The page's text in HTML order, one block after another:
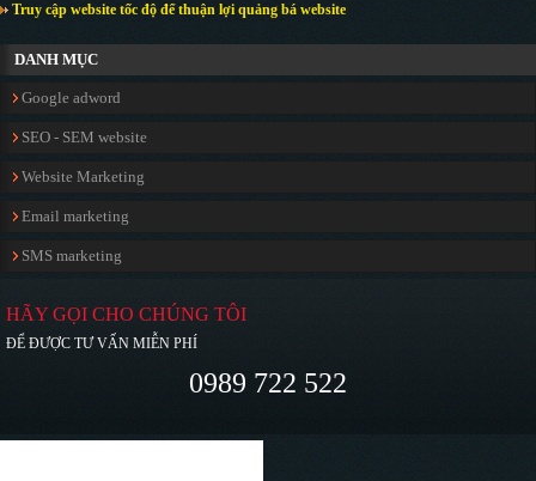
Truy cập website tốc độ để thuận lợi quảng bá website
DANH MỤC
Google adword
SEO - SEM website
Website Marketing
Email marketing
SMS marketing
HÃY GỌI CHO CHÚNG TÔI
ĐỂ ĐƯỢC TƯ VẤN MIỄN PHÍ
0989 722 522